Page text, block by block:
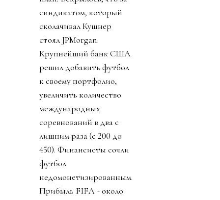
стран УЕФА объявили
бойкот всем
соревнованиям ФИФА
(см. «Посыл в пешее
эротическое
путешествие к объекту
огуречной формы»).
Чуть позже 41 из 41
федераций КОНКАКАФ
единогласно отвергли
саму мысль
приватизации футбола
и сам план ФИФА.
Футбол к концу дня,